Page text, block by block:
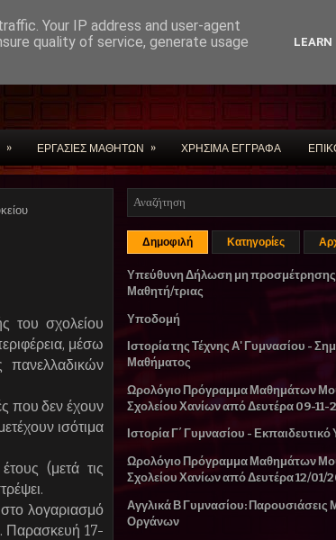
» ΕΡΓΑΣΙΕΣ ΜΑΘΗΤΩΝ » ΧΡΗΣΙΜΑ ΕΓΓΡΑΦΑ
του σχολείου
μέσω
που δεν έχουν
ισότιμα
(μετά τις
λογαριασμό
17-
Δημοφιλή Κατηγορίες
Υπεύθυνη Δήλωση μη
Μαθητή/τριας
Υποδομή
Ιστορία της Τέχνης Α' Γυμνασίου -
Μαθήματος
Ωρολόγιο Πρόγραμμα Μαθημάτων
Σχολείου Χανίων από Δευτέρα 09-11-
Ιστορία Γ΄ Γυμνασίου - Εκπαιδευτικό
Ωρολόγιο Πρόγραμμα Μαθημάτων
Σχολείου Χανίων από Δευτέρα 12/01/
Αγγλικά Β Γυμνασίου: Παρουσιάσεις
Οργάνων
Your IP address and user-agent
quality of service, generate usage
LEARN